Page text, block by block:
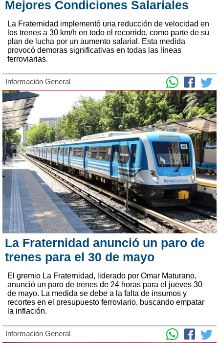
Mejores Condiciones Salariales
La Fraternidad implementó una reducción de velocidad en
los trenes a 30 km/h en todo el recorrido, como parte de su
plan de lucha por un aumento salarial. Esta medida
provocó demoras significativas en todas las líneas
ferroviarias.
Información General
La Fraternidad anunció un paro de
trenes para el 30 de mayo
El gremio La Fraternidad, liderado por Omar Maturano,
anunció un paro de trenes de 24 horas para el jueves 30
de mayo. La medida se debe a la falta de insumos y
recortes en el presupuesto ferroviario, buscando empatar
la inflación.
Información General